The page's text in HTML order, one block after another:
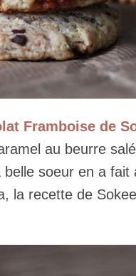
Framboise de
au beurre
soeur en a fait
la recette de